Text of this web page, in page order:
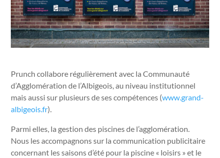
Prunch collabore régulièrement avec la Communauté
d’Agglomération de l’Albigeois, au niveau institutionnel
mais aussi sur plusieurs de ses compétences (www.grand-
albigeois.fr).
Parmi elles, la gestion des piscines de l’agglomération.
Nous les accompagnons sur la communication publicitaire
concernant les saisons d’été pour la piscine « loisirs » et le